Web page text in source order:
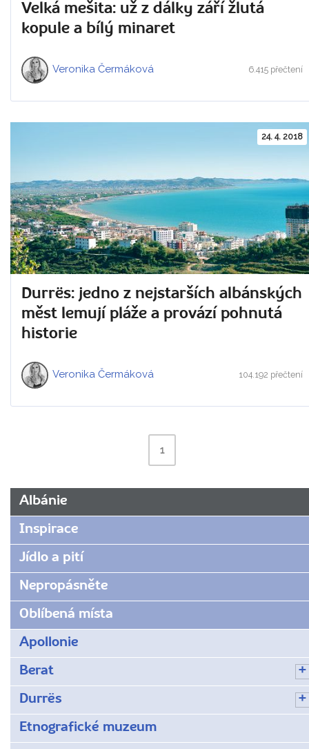
Velká mešita: už z dálky září žlutá
kopule a bílý minaret
Veronika Čermáková 6.415 přečtení
24. 4. 2018
Durrës: jedno z nejstarších albánských
měst lemují pláže a provází pohnutá
historie
Veronika Čermáková 104.192 přečtení
1
Albánie
Inspirace
Jídlo a pití
Nepropásněte
Oblíbená místa
Apollonie
Berat
Durrës
Etnografické muzeum